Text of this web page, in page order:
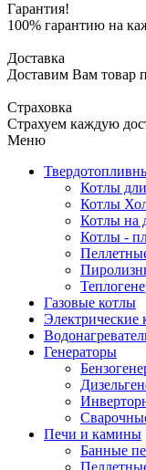
Гарантия!
100% гарантию на
Доставка
Доставим Вам товар
Страховка
Страхуем каждую
Меню
Котлы
Котлы
Котлы на
Котлы -
Газовые котлы
Электрические
Генераторы
Печи и камины
Банные